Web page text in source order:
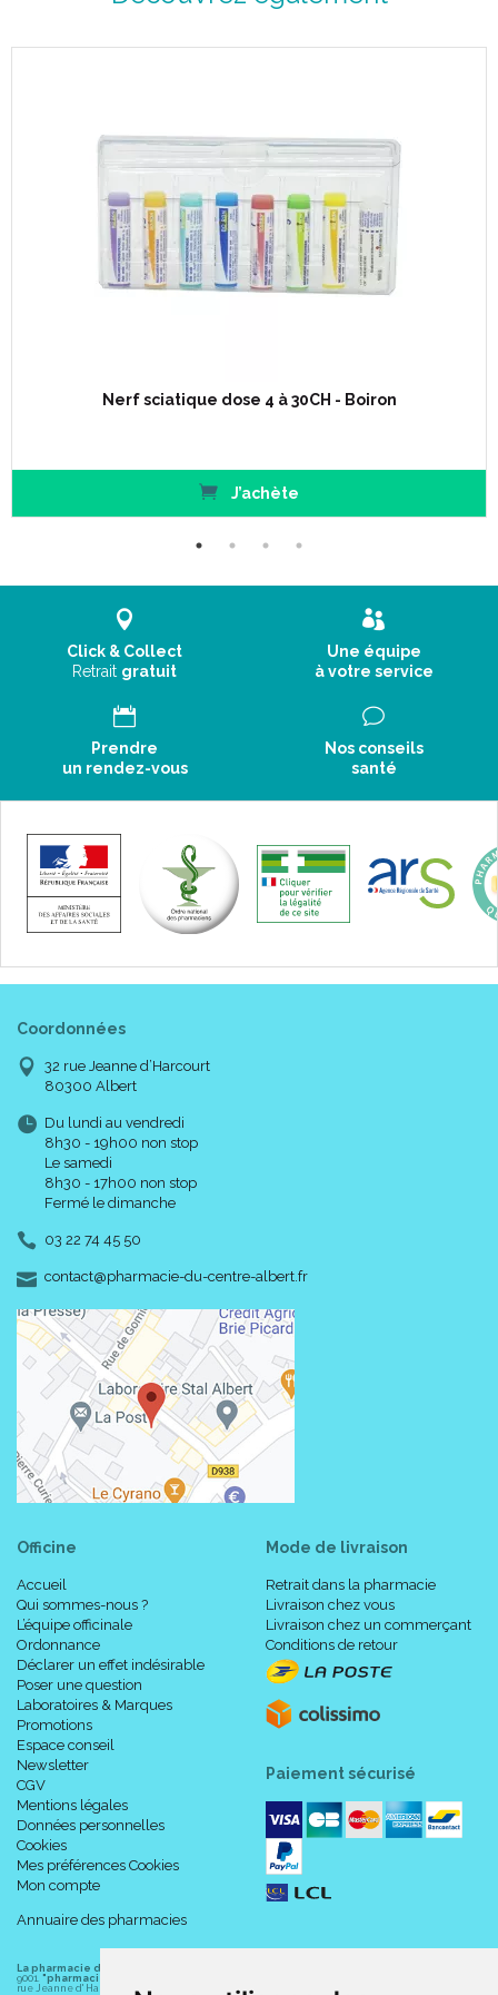
Nerf sciatique dose 4 à 30CH - Boiron
J’achète
Click & Collect
Retrait gratuit
Une équipe
à votre service
Prendre
un rendez-vous
Nos conseils
santé
Coordonnées
32 rue Jeanne d’Harcourt
80300 Albert
Du lundi au vendredi
8h30 - 19h00 non stop
Le samedi
8h30 - 17h00 non stop
Fermé le dimanche
03 22 74 45 50
contact-
@-
pharmacie-du-centre-albert.fr
Officine
Accueil
Qui sommes-nous ?
L’équipe officinale
Ordonnance
Déclarer un effet indésirable
Poser une question
Laboratoires & Marques
Promotions
Espace conseil
Newsletter
CGV
Mentions légales
Données personnelles
Cookies
Mes préférences Cookies
Mon compte
Annuaire des pharmacies
Mode de livraison
Retrait dans la pharmacie
Livraison chez vous
Livraison chez un commerçant
Conditions de retour
Paiement sécurisé
La pharmacie du centre à Albert
9001. "pharmacie-du-centre-albert.fr "
rue Jeanne d' Harcourt, 80300 Albert.